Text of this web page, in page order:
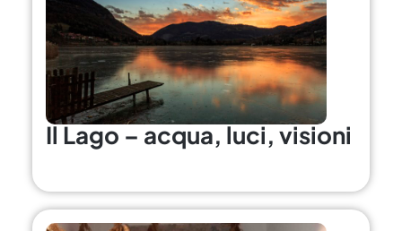
Il Lago – acqua, luci, visioni